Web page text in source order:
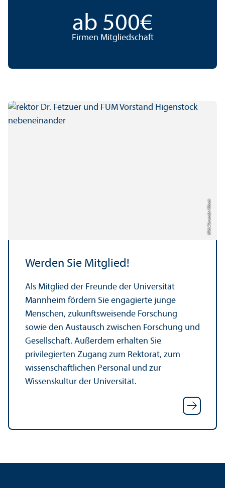
ab 500€
Firmen Mitgliedschaft
Bild: Alexander Münch
Werden Sie Mitglied!
Als Mitglied der Freunde der Universität
Mannheim fördern Sie engagierte junge
Menschen, zukunftsweisende Forschung
sowie den Austausch zwischen Forschung und
Gesellschaft. Außerdem erhalten Sie
privilegierten Zugang zum Rektorat, zum
wissenschaft­lichen Personal und zur
Wissenskultur der Universität.